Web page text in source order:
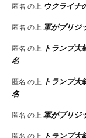
匿名 の上 ウクライナ
匿名 の上軍がブリジ
匿名 の上 トランプ大
名
匿名 の上 トランプ大
名
匿名 の上軍がブリジ